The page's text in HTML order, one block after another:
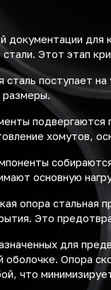
документации для
Этот этап
сталь поступает
подвергаются
хомутов,
основную
опора
Это
для
оболочке. Опора
что